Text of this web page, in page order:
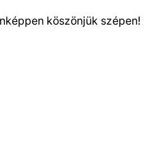
köszönjük szépen!